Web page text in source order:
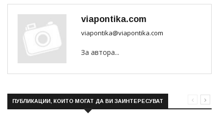
viapontika.com
viapontika@viapontika.com
За автора...
ПУБЛИКАЦИИ, КОИТО МОГАТ ДА ВИ ЗАИНТЕРЕСУВАТ